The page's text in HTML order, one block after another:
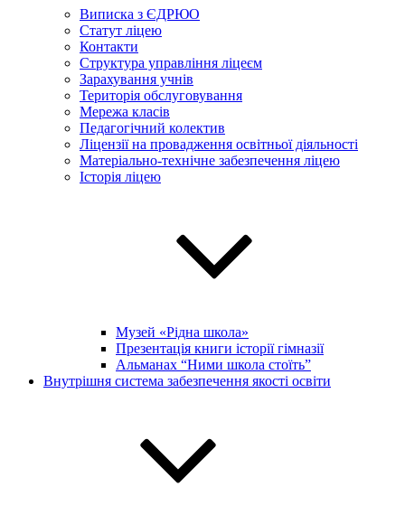
Виписка з ЄДРЮО
Статут ліцею
Контакти
Структура управління ліцеєм
Зарахування учнів
Територія обслуговування
Мережа класів
Педагогічний колектив
Ліцензії на провадження освітньої діяльності
Матеріально-технічне забезпечення ліцею
Історія ліцею
Музей «Рідна школа»
Презентація книги історії гімназії
Альманах “Ними школа стоїть”
Внутрішня система забезпечення якості освіти